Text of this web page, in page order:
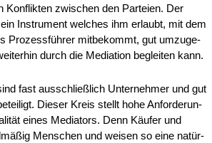
Konflik­ten zwischen den Partei­en. Der
Instru­ment welches ihm erlaubt, mit dem
Prozess­füh­rer mitbe­kommt, gut umzuge­
durch die Media­ti­on beglei­ten kann.
fast ausschließ­lich Unter­neh­mer und gut
Dieser Kreis stellt hohe Anfor­de­run­
eines Media­tors. Denn Käufer und
Menschen und weisen so eine natür­